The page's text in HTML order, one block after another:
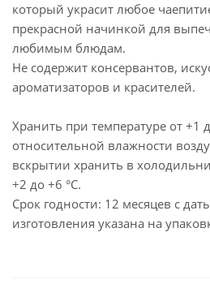
который украсит любое
прекрасной начинкой для
любимым блюдам.
Не содержит консервантов,
ароматизаторов и красителей.
Хранить при температуре от +1
относительной влажности
вскрытии хранить в
+2 до +6 °С.
Срок годности: 12 месяцев с
изготовления указана на